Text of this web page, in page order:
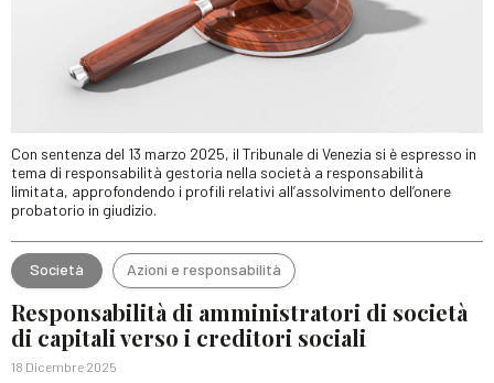
Con sentenza del 13 marzo 2025, il Tribunale di Venezia si è espresso in
tema di responsabilità gestoria nella società a responsabilità
limitata, approfondendo i profili relativi all’assolvimento dell’onere
probatorio in giudizio.
Società Azioni e responsabilità
Responsabilità di amministratori di società
di capitali verso i creditori sociali
18 Dicembre 2025